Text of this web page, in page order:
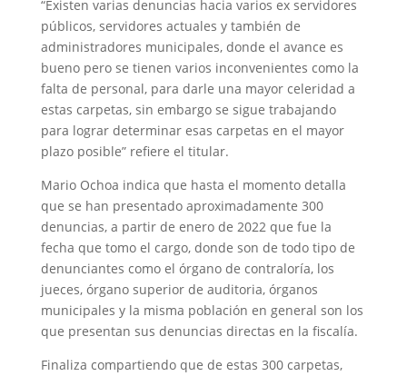
“Existen varias denuncias hacia varios ex servidores
públicos, servidores actuales y también de
administradores municipales, donde el avance es
bueno pero se tienen varios inconvenientes como la
falta de personal, para darle una mayor celeridad a
estas carpetas, sin embargo se sigue trabajando
para lograr determinar esas carpetas en el mayor
plazo posible” refiere el titular.
Mario Ochoa indica que hasta el momento detalla
que se han presentado aproximadamente 300
denuncias, a partir de enero de 2022 que fue la
fecha que tomo el cargo, donde son de todo tipo de
denunciantes como el órgano de contraloría, los
jueces, órgano superior de auditoria, órganos
municipales y la misma población en general son los
que presentan sus denuncias directas en la fiscalía.
Finaliza compartiendo que de estas 300 carpetas,